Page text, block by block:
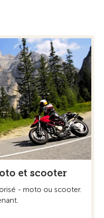
et scooter
- moto ou scooter.